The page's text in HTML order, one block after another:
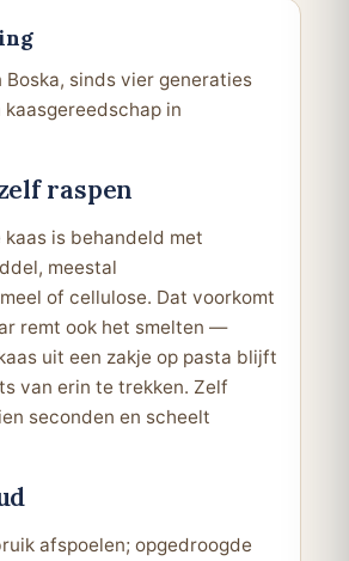
Boska, sinds vier generaties
in
raspen
kaas is behandeld met
meestal
of cellulose. Dat voorkomt
remt ook het smelten —
uit een zakje op pasta blijft
van erin te trekken. Zelf
seconden en scheelt
afspoelen; opgedroogde